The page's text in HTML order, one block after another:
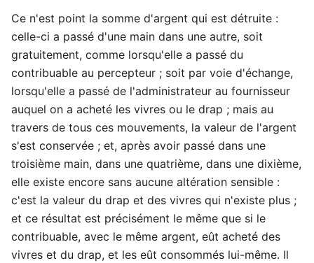
Ce n'est point la somme d'argent qui est détruite :
celle-ci a passé d'une main dans une autre, soit
gratuitement, comme lorsqu'elle a passé du
contribuable au percepteur ; soit par voie d'échange,
lorsqu'elle a passé de l'administrateur au fournisseur
auquel on a acheté les vivres ou le drap ; mais au
travers de tous ces mouvements, la valeur de l'argent
s'est conservée ; et, après avoir passé dans une
troisième main, dans une quatrième, dans une dixième,
elle existe encore sans aucune altération sensible :
c'est la valeur du drap et des vivres qui n'existe plus ;
et ce résultat est précisément le même que si le
contribuable, avec le même argent, eût acheté des
vivres et du drap, et les eût consommés lui-même. Il